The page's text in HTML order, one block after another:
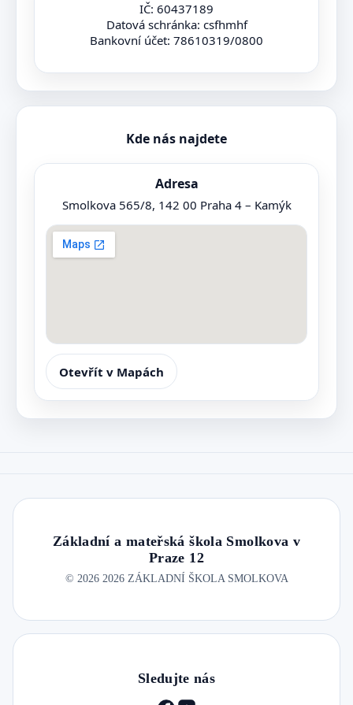
IČ: 60437189
Datová schránka: csfhmhf
Bankovní účet: 78610319/0800
Kde nás najdete
Adresa
Smolkova 565/8, 142 00 Praha 4 – Kamýk
Otevřít v Mapách
Základní a mateřská škola Smolkova v
Praze 12
© 20262026 ZÁKLADNÍ ŠKOLA SMOLKOVA
Sledujte nás